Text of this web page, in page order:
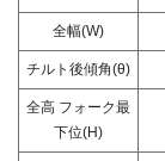
全幅(W)
チルト後傾角(θ)
全高 フォーク最
下位(H)